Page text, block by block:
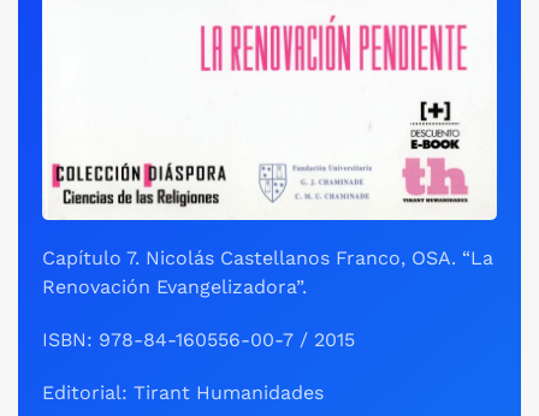
Capítulo 7. Nicolás Castellanos Franco, OSA. “La
Renovación Evangelizadora”.
ISBN: 978-84-160556-00-7 / 2015
Editorial: Tirant Humanidades